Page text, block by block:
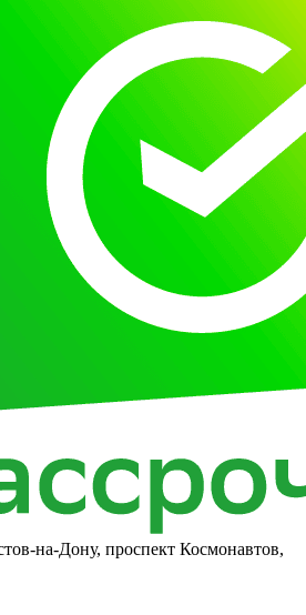
на-Дону, проспект Космонавтов,